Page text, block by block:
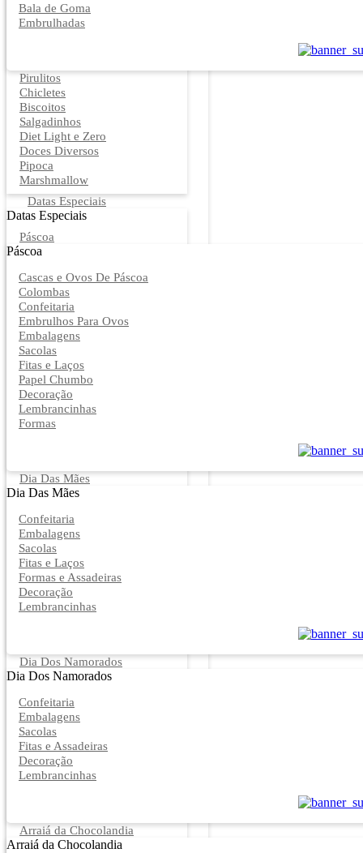
Bala de Goma
Embrulhadas
Pirulitos
Chicletes
Biscoitos
Salgadinhos
Diet Light e Zero
Doces Diversos
Pipoca
Marshmallow
Datas Especiais
Datas Especiais
Páscoa
Páscoa
Cascas e Ovos De Páscoa
Colombas
Confeitaria
Embrulhos Para Ovos
Embalagens
Sacolas
Fitas e Laços
Papel Chumbo
Decoração
Lembrancinhas
Formas
Dia Das Mães
Dia Das Mães
Confeitaria
Embalagens
Sacolas
Fitas e Laços
Formas e Assadeiras
Decoração
Lembrancinhas
Dia Dos Namorados
Dia Dos Namorados
Confeitaria
Embalagens
Sacolas
Fitas e Assadeiras
Decoração
Lembrancinhas
Arraiá da Chocolandia
Arraiá da Chocolandia